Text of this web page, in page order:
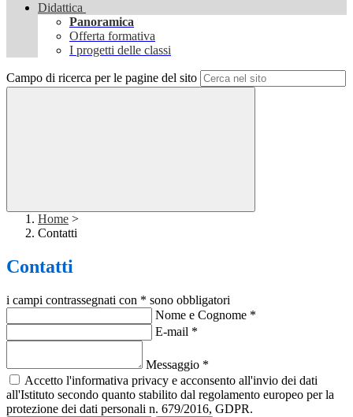
Didattica
Panoramica
Offerta formativa
I progetti delle classi
Campo di ricerca per le pagine del sito
Home >
Contatti
Contatti
i campi contrassegnati con * sono obbligatori
Nome e Cognome *
E-mail *
Messaggio *
Accetto l'informativa privacy e acconsento all'invio dei dati
all'Istituto secondo quanto stabilito dal regolamento europeo per la
protezione dei dati personali n. 679/2016, GDPR.